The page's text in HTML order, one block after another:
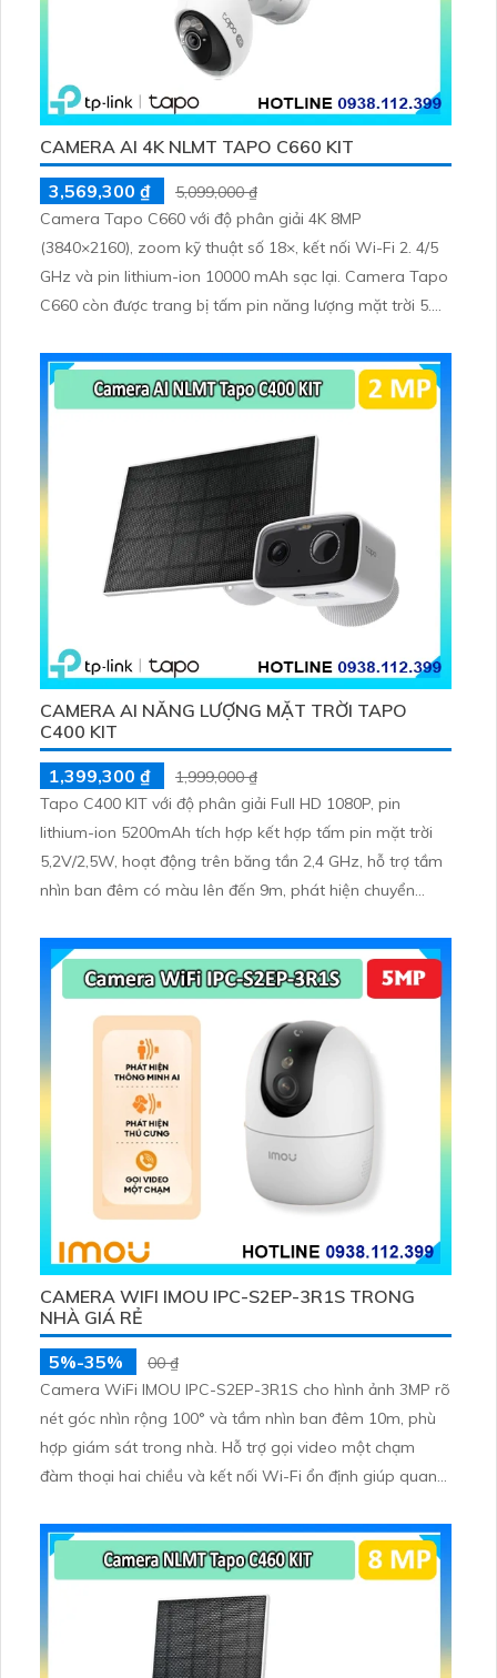
CAMERA AI 4K NLMT TAPO C660 KIT
3,569,300 ₫
5,099,000 ₫
Camera Tapo C660 với độ phân giải 4K 8MP
(3840×2160), zoom kỹ thuật số 18×, kết nối Wi-Fi 2. 4/5
GHz và pin lithium-ion 10000 mAh sạc lại. Camera Tapo
C660 còn được trang bị tấm pin năng lượng mặt trời 5.
tiện, lưu trữ thẻ microSD tối đa 512 GB
CAMERA AI NĂNG LƯỢNG MẶT TRỜI TAPO
C400 KIT
1,399,300 ₫
1,999,000 ₫
Tapo C400 KIT với độ phân giải Full HD 1080P, pin
lithium-ion 5200mAh tích hợp kết hợp tấm pin mặt trời
5,2V/2,5W, hoạt động trên băng tần 2,4 GHz, hỗ trợ tầm
nhìn ban đêm có màu lên đến 9m, phát hiện chuyển
thẻ microSD lên đến 512GB
CAMERA WIFI IMOU IPC-S2EP-3R1S TRONG
NHÀ GIÁ RẺ
5%-35%
00 ₫
Camera WiFi IMOU IPC-S2EP-3R1S cho hình ảnh 3MP rõ
nét góc nhìn rộng 100° và tầm nhìn ban đêm 10m, phù
hợp giám sát trong nhà. Hỗ trợ gọi video một chạm
đàm thoại hai chiều và kết nối Wi-Fi ổn định giúp quan
256GB hoặc lưu đám mây dễ lắp đặt cho gia đình và văn
phòng nhỏ.